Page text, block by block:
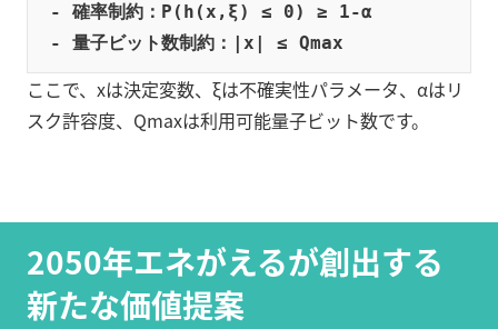
- 確率制約：P(h(x,ξ) ≤ 0) ≥ 1-α
- 量子ビット数制約：|x| ≤ Qmax
ここで、xは決定変数、ξは不確実性パラメータ、αはリ
スク許容度、Qmaxは利用可能量子ビット数です。
2050年エネがえるが創出する
新たな価値提案